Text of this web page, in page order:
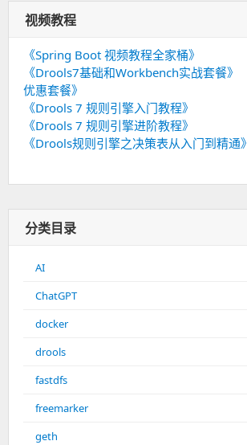
视频教程
《Spring Boot 视频教程全家桶》
《Drools7基础和Workbench实战套餐》
优惠套餐》
《Drools 7 规则引擎入门教程》
《Drools 7 规则引擎进阶教程》
《Drools规则引擎之决策表从入门到精通》
分类目录
AI
ChatGPT
docker
drools
fastdfs
freemarker
geth